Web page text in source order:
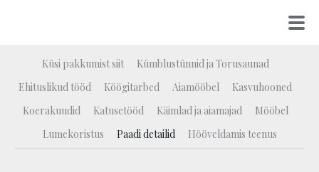
Küsi pakkumist siit
Kümblustünnid ja Torusaunad
Ehituslikud tööd
Köögitarbed Aiamööbel
Kasvuhooned
Koerakuudid
Katusetööd Käimlad ja aiamajad
Mööbel
Lumekoristus
Paadi detailid Hööveldamis teenus